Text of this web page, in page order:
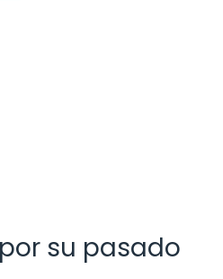
su pasado